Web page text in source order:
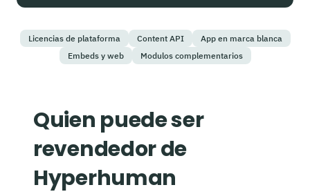
Licencias de plataforma Content API
App en marca blanca
Embeds y web
Modulos complementarios
Quien puede ser
revendedor de
Hyperhuman